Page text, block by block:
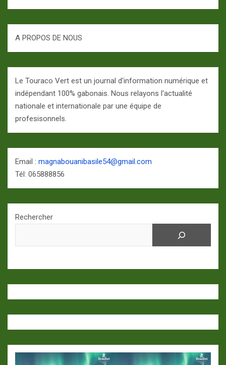
A PROPOS DE NOUS
Le Touraco Vert est un journal d'information numérique et
indépendant 100% gabonais. Nous relayons l'actualité
nationale et internationale par une équipe de
profesisonnels.
Email : magnabouanibasile54@gmail.com
Tél: 065888856
Rechercher